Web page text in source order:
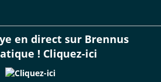
en direct sur Brennus
! Cliquez-ici